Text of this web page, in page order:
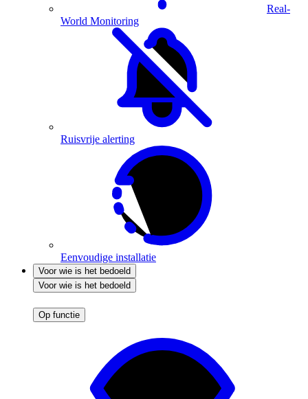
Real-
World Monitoring
Ruisvrije alerting
Eenvoudige installatie
Voor wie is het bedoeld
Voor wie is het bedoeld
Op functie